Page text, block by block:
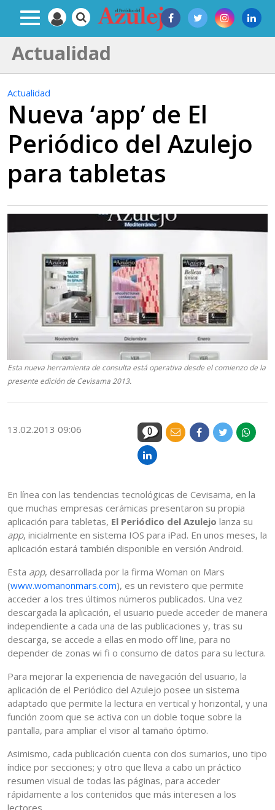
Actualidad
Actualidad
Nueva ‘app’ de El
Periódico del Azulejo
para tabletas
Esta nueva herramienta de consulta está operativa desde el comienzo de la
presente edición de Cevisama 2013.
13.02.2013 09:06 0
En línea con las tendencias tecnológicas de Cevisama, en la
que muchas empresas cerámicas presentaron su propia
aplicación para tabletas, El Periódico del Azulejo lanza su
app, inicialmente en sistema IOS para iPad. En unos meses, la
aplicación estará también disponible en versión Android.
Esta app, desarrollada por la firma Woman on Mars
(www.womanonmars.com), es un revistero que permite
acceder a los tres últimos números publicados. Una vez
descargada la aplicación, el usuario puede acceder de manera
independiente a cada una de las publicaciones y, tras su
descarga, se accede a ellas en modo off line, para no
depender de zonas wi fi o consumo de datos para su lectura.
Para mejorar la experiencia de navegación del usuario, la
aplicación de el Periódico del Azulejo posee un sistema
adaptado que permite la lectura en vertical y horizontal, y una
función zoom que se activa con un doble toque sobre la
pantalla, para ampliar el visor al tamaño óptimo.
Asimismo, cada publicación cuenta con dos sumarios, uno tipo
índice por secciones; y otro que lleva a cabo un práctico
resumen visual de todas las páginas, para acceder
rápidamente a los contenidos que más interesen a los